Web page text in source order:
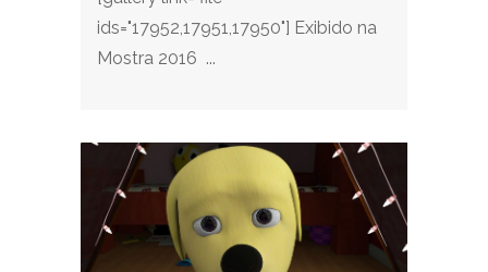
ids="17952,17951,17950"] Exibido na
Mostra 2016 ...